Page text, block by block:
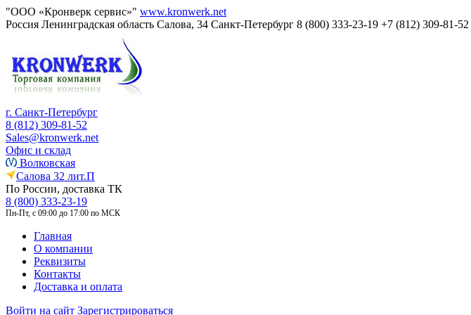
"ООО «Кронверк сервис»" www.kronwerk.net
Россия Ленинградская область Салова, 34 Санкт-Петербург 8 (800) 333-23-19 +7 (812) 309-81-52
г. Санкт-Петербург
8 (812) 309-81-52
Sales@kronwerk.net
Офис и склад
Волковская
Салова 32 лит.П
По России, доставка ТК
8 (800) 333-23-19
Пн-Пт, с 09:00 до 17:00 по МСК
Главная
О компании
Реквизиты
Контакты
Доставка и оплата
Войти на сайт Зарегистрироваться